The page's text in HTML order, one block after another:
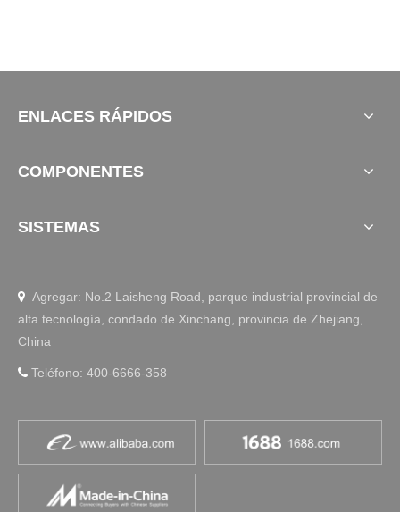
ENLACES RÁPIDOS
COMPONENTES
SISTEMAS
 Agregar: No.2 Laisheng Road, parque industrial provincial de
alta tecnología, condado de Xinchang, provincia de Zhejiang,
China
 Teléfono: 400-6666-358